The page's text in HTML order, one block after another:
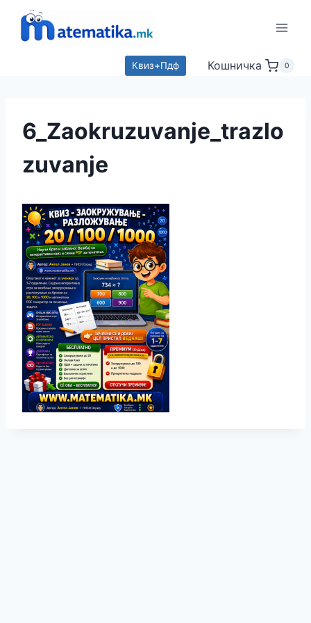
content
Квиз+Пдф Кошничка 0
6_Zaokruzuvanje_trazlo
zuvanje